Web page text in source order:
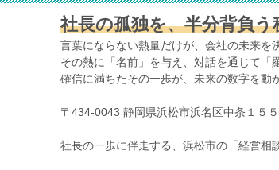
社長の孤独を、半分背負う
言葉にならない熱量だけが、会社の未来を
その熱に「名前」を与え、対話を通じて「
確信に満ちたその一歩が、未来の数字を動
〒434-0043 静岡県浜松市浜名区中条１５５
社長の一歩に伴走する、浜松市の「経営相